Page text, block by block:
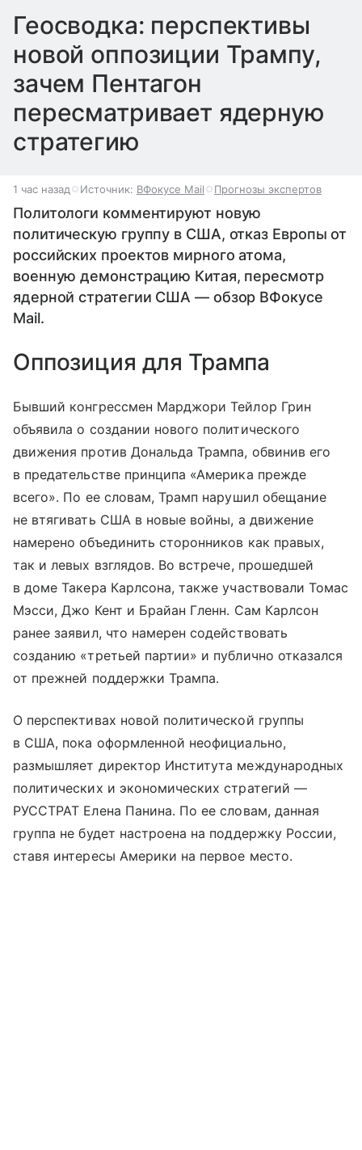
Геосводка: перспективы
новой оппозиции Трампу,
зачем Пентагон
пересматривает ядерную
стратегию
1 час назад Источник: ВФокусе Mail Прогнозы экспертов
Политологи комментируют новую
политическую группу в США, отказ Европы от
российских проектов мирного атома,
военную демонстрацию Китая, пересмотр
ядерной стратегии США — обзор ВФокусе
Mail.
Оппозиция для Трампа
Бывший конгрессмен Марджори Тейлор Грин
объявила о создании нового политического
движения против Дональда Трампа, обвинив его
в предательстве принципа «Америка прежде
всего». По ее словам, Трамп нарушил обещание
не втягивать США в новые войны, а движение
намерено объединить сторонников как правых,
так и левых взглядов. Во встрече, прошедшей
в доме Такера Карлсона, также участвовали Томас
Мэсси, Джо Кент и Брайан Гленн. Сам Карлсон
ранее заявил, что намерен содействовать
созданию «третьей партии» и публично отказался
от прежней поддержки Трампа.
О перспективах новой политической группы
в США, пока оформленной неофициально,
размышляет директор Института международных
политических и экономических стратегий —
РУССТРАТ Елена Панина. По ее словам, данная
группа не будет настроена на поддержку России,
ставя интересы Америки на первое место.